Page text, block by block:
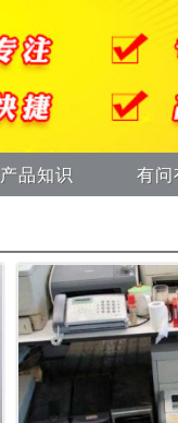
产品知识 有问